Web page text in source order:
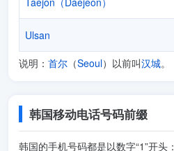
Ulsan
说明： 首尔 （Seoul）以前叫汉城。
韩国移动电话号码前缀
韩国的手机号码都是以数字“1”开头：